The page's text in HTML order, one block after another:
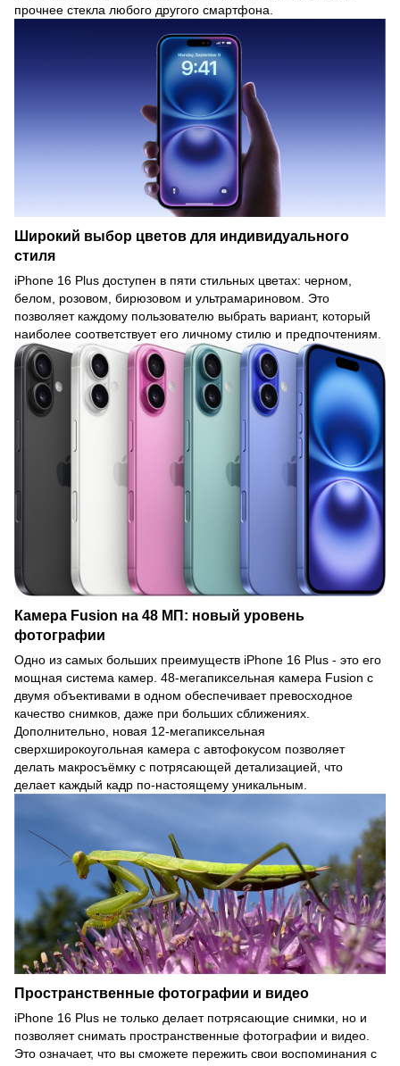
прочнее стекла любого другого смартфона.
Широкий выбор цветов для индивидуального
стиля
iPhone 16 Plus доступен в пяти стильных цветах: черном,
белом, розовом, бирюзовом и ультрамариновом. Это
позволяет каждому пользователю выбрать вариант, который
наиболее соответствует его личному стилю и предпочтениям.
Камера Fusion на 48 МП: новый уровень
фотографии
Одно из самых больших преимуществ iPhone 16 Plus - это его
мощная система камер. 48-мегапиксельная камера Fusion с
двумя объективами в одном обеспечивает превосходное
качество снимков, даже при больших сближениях.
Дополнительно, новая 12-мегапиксельная
сверхширокоугольная камера с автофокусом позволяет
делать макросъёмку с потрясающей детализацией, что
делает каждый кадр по-настоящему уникальным.
Пространственные фотографии и видео
iPhone 16 Plus не только делает потрясающие снимки, но и
позволяет снимать пространственные фотографии и видео.
Это означает, что вы сможете пережить свои воспоминания с